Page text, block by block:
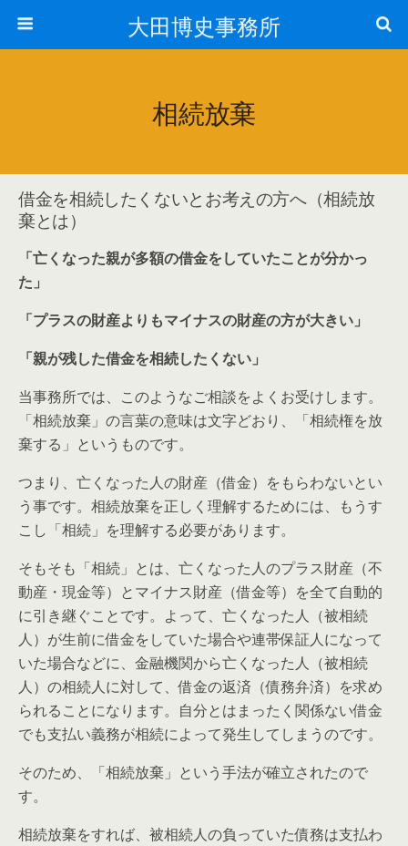
大田博史事務所
相続放棄
借金を相続したくないとお考えの方へ（相続放
棄とは）
「亡くなった親が多額の借金をしていたことが分かっ
た」
「プラスの財産よりもマイナスの財産の方が大きい」
「親が残した借金を相続したくない」
当事務所では、このようなご相談をよくお受けします。
「相続放棄」の言葉の意味は文字どおり、「相続権を放
棄する」というものです。
つまり、亡くなった人の財産（借金）をもらわないとい
う事です。相続放棄を正しく理解するためには、もうす
こし「相続」を理解する必要があります。
そもそも「相続」とは、亡くなった人のプラス財産（不
動産・現金等）とマイナス財産（借金等）を全て自動的
に引き継ぐことです。よって、亡くなった人（被相続
人）が生前に借金をしていた場合や連帯保証人になって
いた場合などに、金融機関から亡くなった人（被相続
人）の相続人に対して、借金の返済（債務弁済）を求め
られることになります。自分とはまったく関係ない借金
でも支払い義務が相続によって発生してしまうのです。
そのため、「相続放棄」という手法が確立されたので
す。
相続放棄をすれば、被相続人の負っていた債務は支払わ